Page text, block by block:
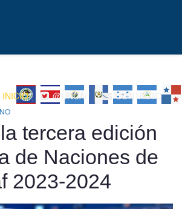
INICIO @UNCAF CONTACTO
tercera edición
de Naciones de
2023-2024